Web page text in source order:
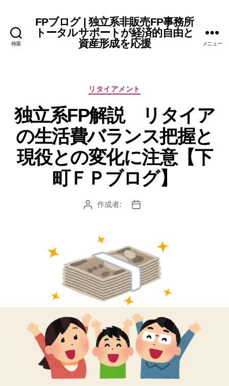
検索
FPブログ | 独立系非販売FP事務所
トータルサポートが経済的自由と
資産形成を応援
メニュー
カ
ゴ
リ
ー
リタイアメント
独立系FP解説 リタイア
の生活費バランス把握と
現役との変化に注意【下
町ＦＰブログ】
投 作成者:
投